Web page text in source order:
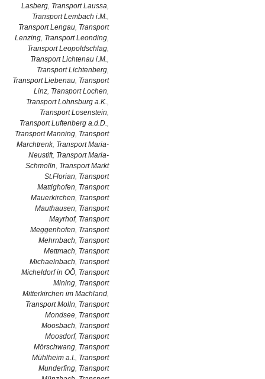
Lasberg, Transport Laussa,
Transport Lembach i.M.,
Transport Lengau, Transport
Lenzing, Transport Leonding,
Transport Leopoldschlag,
Transport Lichtenau i.M.,
Transport Lichtenberg,
Transport Liebenau, Transport
Linz, Transport Lochen,
Transport Lohnsburg a.K.,
Transport Losenstein,
Transport Luftenberg a.d.D.,
Transport Manning, Transport
Marchtrenk, Transport Maria-
Neustift, Transport Maria-
Schmolln, Transport Markt
St.Florian, Transport
Mattighofen, Transport
Mauerkirchen, Transport
Mauthausen, Transport
Mayrhof, Transport
Meggenhofen, Transport
Mehrnbach, Transport
Mettmach, Transport
Michaelnbach, Transport
Micheldorf in OÖ, Transport
Mining, Transport
Mitterkirchen im Machland,
Transport Molln, Transport
Mondsee, Transport
Moosbach, Transport
Moosdorf, Transport
Mörschwang, Transport
Mühlheim a.I., Transport
Munderfing, Transport